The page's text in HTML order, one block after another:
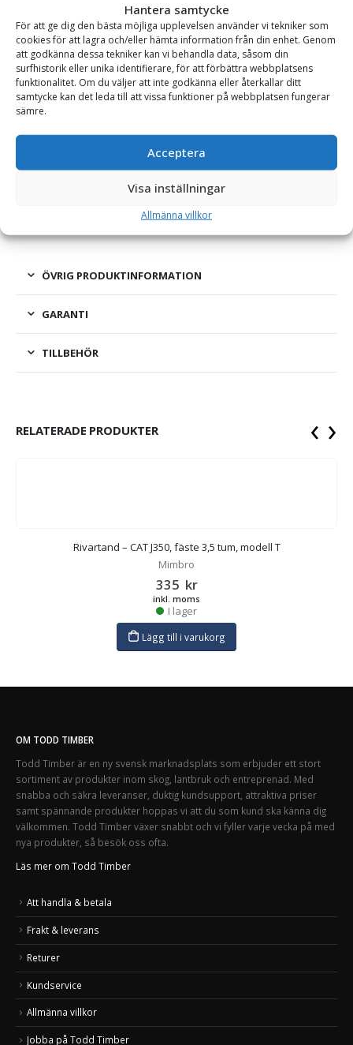
Hantera samtycke
För att ge dig den bästa möjliga upplevelsen använder vi tekniker som
cookies för att lagra och/eller hämta information från din enhet. Genom
att godkänna dessa tekniker kan vi behandla data, såsom din
surfhistorik eller unika identifierare, för att förbättra webbplatsens
funktionalitet. Om du väljer att inte godkänna eller återkallar ditt
samtycke kan det leda till att vissa funktioner på webbplatsen fungerar
sämre.
Acceptera
Visa inställningar
Allmänna villkor
BESKRIVNING
Rivartand – CAT J200, fäste 2 tum, modell T
exempelvis tjälrivare/tjälbrytare. Rivartanden är anpassad för
att användas vid hårda eller frusna markförhållanden. Tanden,
som har en utmärkt skärpa, är självvässande under hela
ÖVRIG PRODUKTINFORMATION
GARANTI
TILLBEHÖR
RELATERADE PRODUKTER
Rivartand – CAT J350, fäste 3,5 tum, modell T
Mimbro
335 kr
inkl. moms
I lager
Lägg till i varukorg
‹ ›
OM TODD TIMBER
Todd Timber är en ny svensk marknadsplats som erbjuder ett stort
sortiment av produkter inom skog, lantbruk och entreprenad. Med
snabba och säkra leveranser, duktig kundsupport, attraktiva priser
samt spännande produkter hoppas vi att du som kund ska känna dig
välkommen. Todd Timber växer snabbt och vi fyller varje vecka på med
nya produkter, så besök oss ofta.
Läs mer om Todd Timber
Att handla & betala
Frakt & leverans
Returer
Kundservice
Allmänna villkor
Jobba på Todd Timber